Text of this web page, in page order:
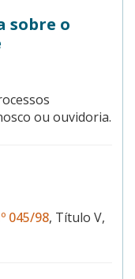
sobre o
ou ouvidoria.
045/98, Título V,